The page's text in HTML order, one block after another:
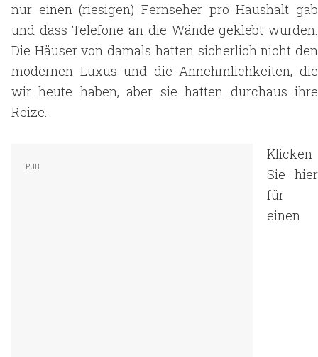
nur einen (riesigen) Fernseher pro Haushalt gab
und dass Telefone an die Wände geklebt wurden.
Die Häuser von damals hatten sicherlich nicht den
modernen Luxus und die Annehmlichkeiten, die
wir heute haben, aber sie hatten durchaus ihre
Reize.
Klicken
Sie hier
für
einen